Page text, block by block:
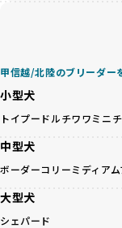
接のヒアリング、
ーダー自身の理念
さらに、こうした
ため、どのブリー
だけます。
す。
量販売、負担の大
題に真摯に向き合
ちゃんの社会性や
ペットショップや
ことを大切にして
認し、ワンちゃん
接の引き渡しを基
一方で、営利優先
ットショップやオ
を軽視しがちです。
「ペットショップ
甲信越/北陸のブリーダー
小型犬
トイプードルチワワミニ
中型犬
ボーダーコリーミディア
大型犬
シェパード